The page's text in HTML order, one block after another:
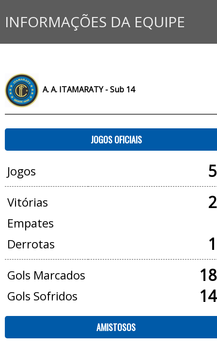
INFORMAÇÕES DA EQUIPE
A. A. ITAMARATY - Sub 14
JOGOS OFICIAIS
Jogos
Vitórias
Empates
Derrotas
Gols Marcados
Gols Sofridos
AMISTOSOS